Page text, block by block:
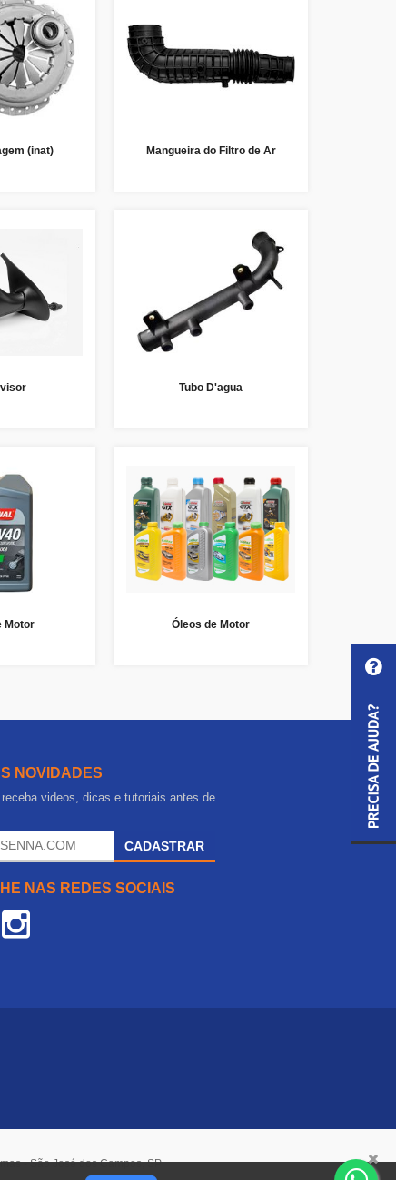
(inat) Mangueira do Filtro de Ar
Tubo D'agua
Motor Óleos de Motor
NOVIDADES
videos, dicas e tutoriais antes de
CADASTRAR
NAS REDES SOCIAIS
- São José dos Campos, SP